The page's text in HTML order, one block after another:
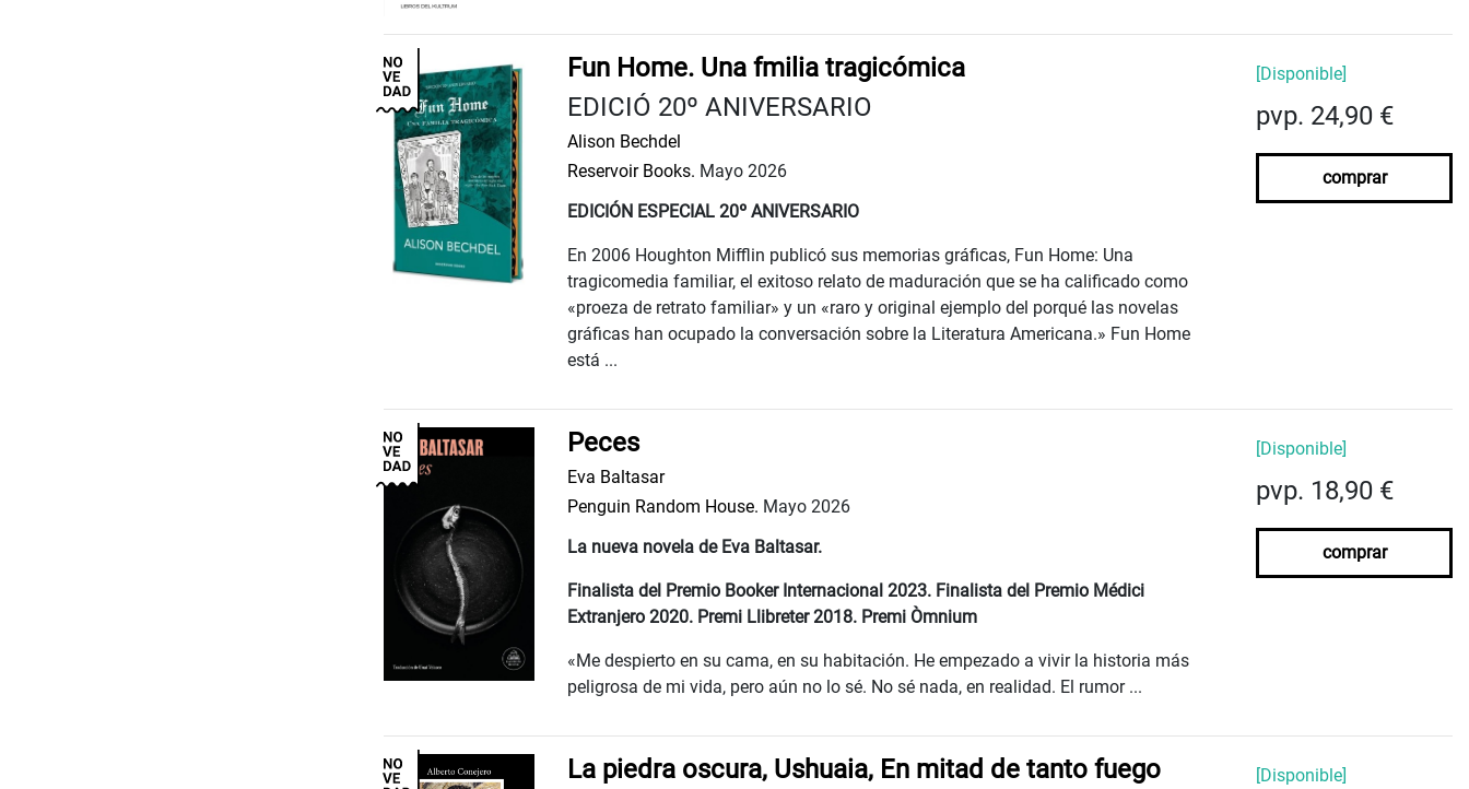
Fun Home. Una fmilia tragicómica
EDICIÓ 20º ANIVERSARIO
Alison Bechdel
Reservoir Books. Mayo 2026
EDICIÓN ESPECIAL 20º ANIVERSARIO
En 2006 Houghton Mifflin publicó sus memorias gráficas, Fun Home: Una
tragicomedia familiar, el exitoso relato de maduración que se ha calificado como
«proeza de retrato familiar» y un «raro y original ejemplo del porqué las novelas
gráficas han ocupado la conversación sobre la Literatura Americana.» Fun Home
está ...
[Disponible]
pvp. 24,90 €
comprar
Peces
Eva Baltasar
Penguin Random House. Mayo 2026
La nueva novela de Eva Baltasar.
Finalista del Premio Booker Internacional 2023. Finalista del Premio Médici
Extranjero 2020. Premi Llibreter 2018. Premi Òmnium
«Me despierto en su cama, en su habitación. He empezado a vivir la historia más
peligrosa de mi vida, pero aún no lo sé. No sé nada, en realidad. El rumor ...
[Disponible]
pvp. 18,90 €
comprar
La piedra oscura, Ushuaia, En mitad de tanto fuego [Disponible]